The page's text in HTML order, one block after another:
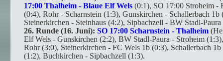
17:00 Thalheim - Blaue Elf Wels (0:1), SO 17:00 Stroheim -
(0:4), Rohr - Scharnstein (1:3), Gunskirchen - Schallerbach 1b
Steinerkirchen - Steinhaus (4:2), Sipbachzell - BW Stadl-
26. Runde (16. Juni): SO 17:00 Scharnstein - Thalheim
Elf Wels - Gunskirchen (2:2), BW Stadl-Paura - Stroheim
Rohr (3:0), Steinerkirchen - FC Wels 1b (0:3), Schallerbach 1b
(1:2), Buchkirchen - Sipbachzell (1:3).